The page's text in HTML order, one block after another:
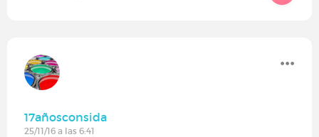
17añosconsida
25/11/16 a las 6:41